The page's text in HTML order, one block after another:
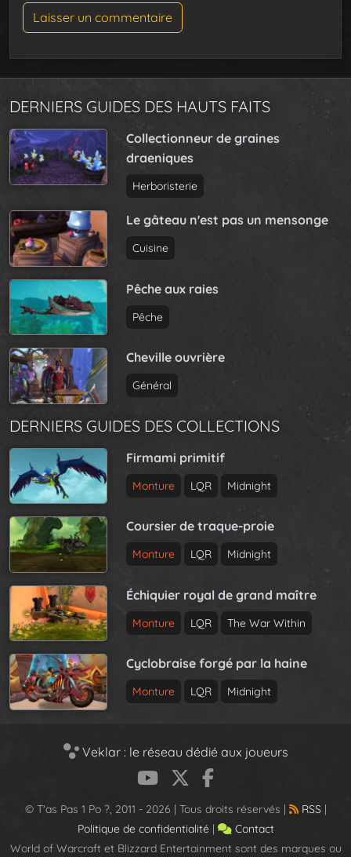
DERNIERS GUIDES DES HAUTS FAITS
Collectionneur de graines
draeniques
Herboristerie
Le gâteau n'est pas un mensonge
Cuisine
Pêche aux raies
Pêche
Cheville ouvrière
Général
DERNIERS GUIDES DES COLLECTIONS
Firmami primitif
Monture LQR Midnight
Coursier de traque-proie
Monture LQR Midnight
Échiquier royal de grand maître
Monture LQR The War Within
Cyclobraise forgé par la haine
Monture LQR Midnight
Veklar : le réseau dédié aux joueurs
© T'as Pas 1 Po ?, 2011 - 2026 | Tous droits réservés | RSS|
Politique de confidentialité|
Contact
World of Warcraft et Blizzard Entertainment sont des marques ou